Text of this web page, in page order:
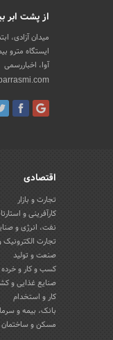
از پشت ابر
میدان آزادی،
ایستگاه مترو
آوا، اخباررسمی
اقتصادی
تجارت و بازار
کارآفرینی و
نفت، انرژی و
تجارت الکترونیک
صنعت و تولید
کسب و کار و
صنایع غذایی و
کار و استخدام
بانک، بیمه و
مسکن و ساختمان